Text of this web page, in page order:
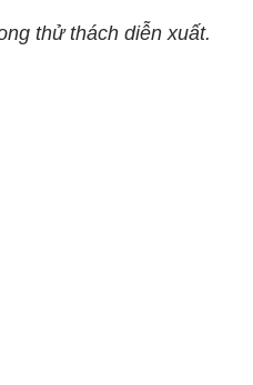
thử thách diễn xuất.